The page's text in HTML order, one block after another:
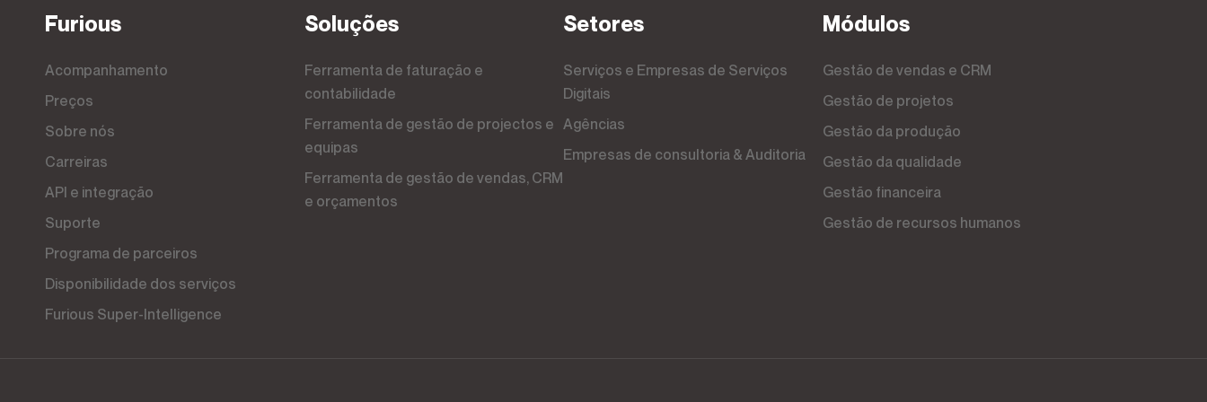
Furious
Acompanhamento
Preços
Sobre nós
Carreiras
API e integração
Suporte
Programa de parceiros
Disponibilidade dos serviços
Furious Super-Intelligence
Soluções
Ferramenta de faturação e
contabilidade
Ferramenta de gestão de projectos e
equipas
Ferramenta de gestão de vendas, CRM
e orçamentos
Setores
Serviços e Empresas de Serviços
Digitais
Agências
Empresas de consultoria & Auditoria
Módulos
Gestão de vendas e CRM
Gestão de projetos
Gestão da produção
Gestão da qualidade
Gestão financeira
Gestão de recursos humanos